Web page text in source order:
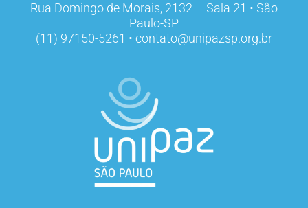
Rua Domingo de Morais, 2132 – Sala 21 • São
Paulo-SP
(11) 97150-5261 • contato@unipazsp.org.br